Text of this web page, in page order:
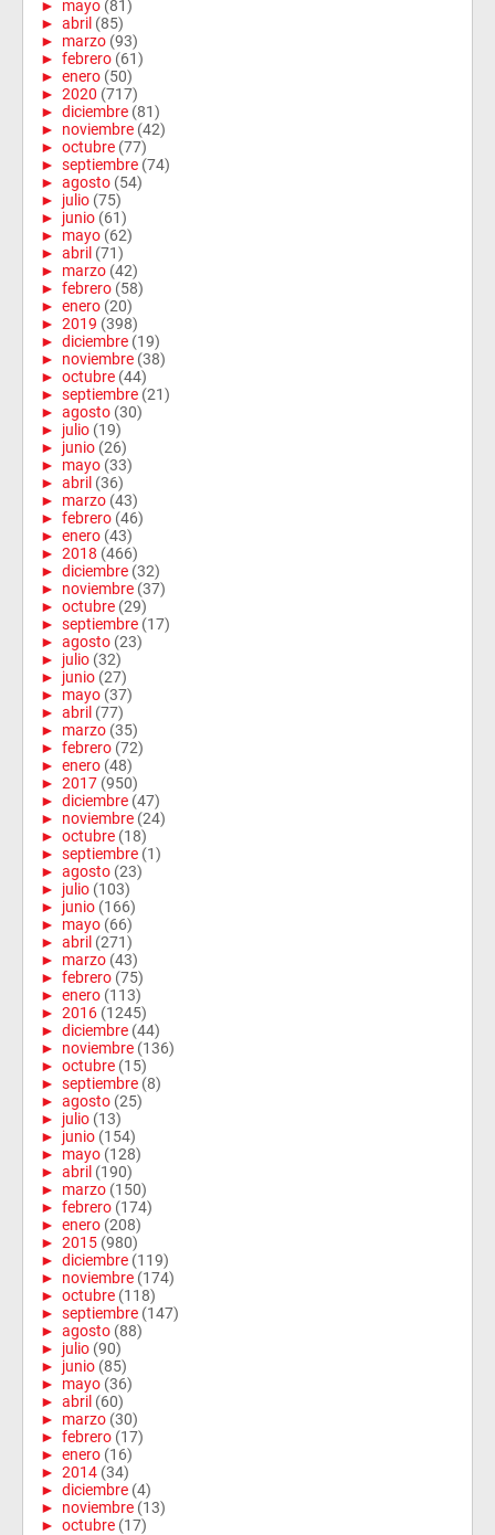
► mayo (81)
► abril (85)
► marzo (93)
► febrero (61)
► enero (50)
► 2020 (717)
► diciembre (81)
► noviembre (42)
► octubre (77)
► septiembre (74)
► agosto (54)
► julio (75)
► junio (61)
► mayo (62)
► abril (71)
► marzo (42)
► febrero (58)
► enero (20)
► 2019 (398)
► diciembre (19)
► noviembre (38)
► octubre (44)
► septiembre (21)
► agosto (30)
► julio (19)
► junio (26)
► mayo (33)
► abril (36)
► marzo (43)
► febrero (46)
► enero (43)
► 2018 (466)
► diciembre (32)
► noviembre (37)
► octubre (29)
► septiembre (17)
► agosto (23)
► julio (32)
► junio (27)
► mayo (37)
► abril (77)
► marzo (35)
► febrero (72)
► enero (48)
► 2017 (950)
► diciembre (47)
► noviembre (24)
► octubre (18)
► septiembre (1)
► agosto (23)
► julio (103)
► junio (166)
► mayo (66)
► abril (271)
► marzo (43)
► febrero (75)
► enero (113)
► 2016 (1245)
► diciembre (44)
► noviembre (136)
► octubre (15)
► septiembre (8)
► agosto (25)
► julio (13)
► junio (154)
► mayo (128)
► abril (190)
► marzo (150)
► febrero (174)
► enero (208)
► 2015 (980)
► diciembre (119)
► noviembre (174)
► octubre (118)
► septiembre (147)
► agosto (88)
► julio (90)
► junio (85)
► mayo (36)
► abril (60)
► marzo (30)
► febrero (17)
► enero (16)
► 2014 (34)
► diciembre (4)
► noviembre (13)
► octubre (17)